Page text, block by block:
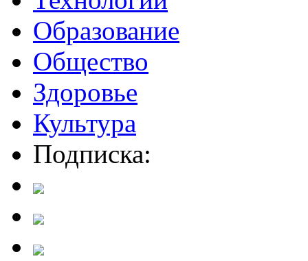
Образование
Общество
Здоровье
Культура
Подписка: